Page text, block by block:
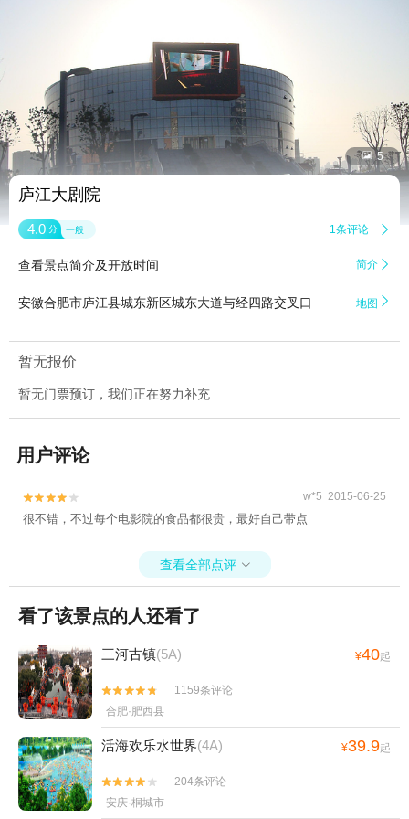
 5
庐江大剧院
4.0 分 一般 1条评论 
查看景点简介及开放时间 简介 
安徽合肥市庐江县城东新区城东大道与经四路交叉口 地图 
暂无报价
暂无门票预订，我们正在努力补充
用户评论

 w*5 2015-06-25
很不错，不过每个电影院的食品都很贵，最好自己带点
查看全部点评 
看了该景点的人还看了
三河古镇(5A) ¥40起


1159条评论
合肥·肥西县
活海欢乐水世界(4A) ¥39.9起


204条评论
安庆·桐城市